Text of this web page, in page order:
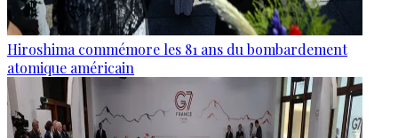
Hiroshima commémore les 81 ans du bombardement
atomique américain